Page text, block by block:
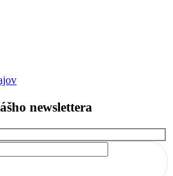
newslettera